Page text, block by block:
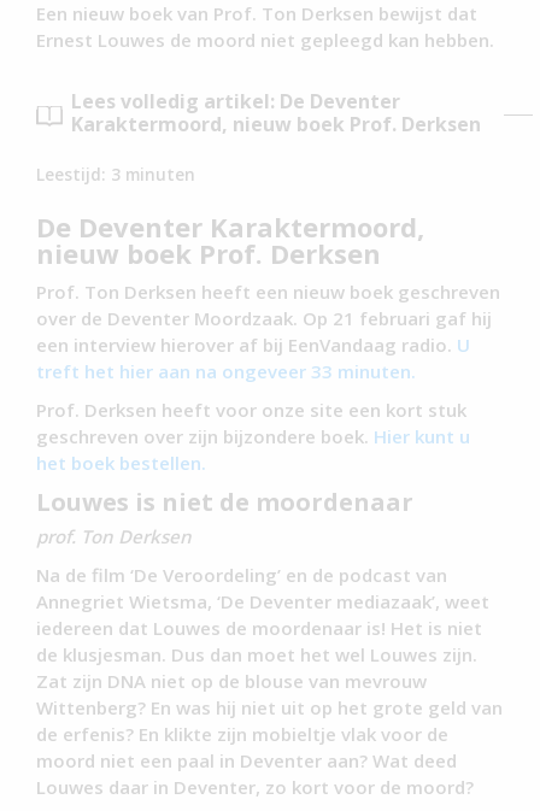
Een nieuw boek van Prof. Ton Derksen bewijst dat
Ernest Louwes de moord niet gepleegd kan hebben.
Lees volledig artikel: De Deventer
Karaktermoord, nieuw boek Prof. Derksen
Leestijd: 3 minuten
De Deventer Karaktermoord,
nieuw boek Prof. Derksen
Prof. Ton Derksen heeft een nieuw boek geschreven
over de Deventer Moordzaak. Op 21 februari gaf hij
een interview hierover af bij EenVandaag radio. U
treft het hier aan na ongeveer 33 minuten.
Prof. Derksen heeft voor onze site een kort stuk
geschreven over zijn bijzondere boek. Hier kunt u
het boek bestellen.
Louwes is niet de moordenaar
prof. Ton Derksen
Na de film ‘De Veroordeling’ en de podcast van
Annegriet Wietsma, ‘De Deventer mediazaak’, weet
iedereen dat Louwes de moordenaar is! Het is niet
de klusjesman. Dus dan moet het wel Louwes zijn.
Zat zijn DNA niet op de blouse van mevrouw
Wittenberg? En was hij niet uit op het grote geld van
de erfenis? En klikte zijn mobieltje vlak voor de
moord niet een paal in Deventer aan? Wat deed
Louwes daar in Deventer, zo kort voor de moord?